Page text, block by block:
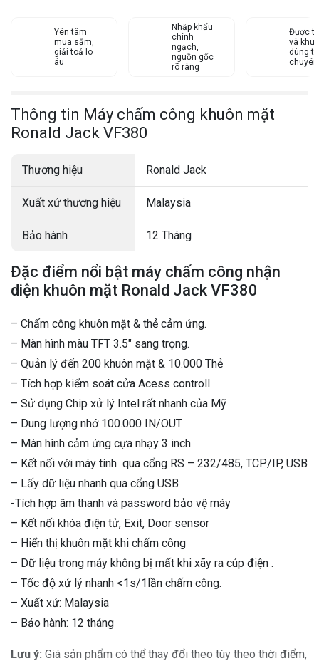
Yên tâm
mua sắm,
giải toả lo
âu
Nhập khẩu
chính
ngạch,
nguồn gốc
rõ ràng
Được
và
dùng từ
Thông tin Máy chấm công khuôn mặt
Ronald Jack VF380
Thương hiệu Ronald Jack
Xuất xứ thương hiệu Malaysia
Bảo hành 12 Tháng
Đặc điểm nổi bật máy chấm công nhận
diện khuôn mặt Ronald Jack VF380
– Chấm công khuôn mặt & thẻ cảm ứng.
– Màn hình màu TFT 3.5″ sang trọng.
– Quản lý đến 200 khuôn mặt & 10.000 Thẻ
– Tích hợp kiểm soát cửa Acess controll
– Sử dụng Chip xử lý Intel rất nhanh của Mỹ
– Dung lượng nhớ 100.000 IN/OUT
– Màn hình cảm ứng cựa nhạy 3 inch
– Kết nối với máy tính qua cổng RS – 232/485, TCP/IP, USB
– Lấy dữ liệu nhanh qua cổng USB
-Tích hợp âm thanh và password bảo vệ máy
– Kết nối khóa điện tử, Exit, Door sensor
– Hiển thị khuôn mặt khi chấm công
– Dữ liệu trong máy không bị mất khi xãy ra cúp điện .
– Tốc độ xử lý nhanh <1s/1lần chấm công.
– Xuất xứ: Malaysia
– Bảo hành: 12 tháng
Lưu ý: Giá sản phẩm có thể thay đổi theo tùy theo thời điểm,